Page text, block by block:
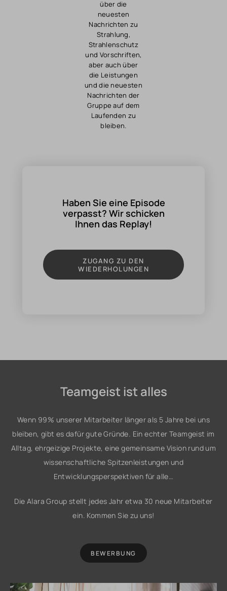
über die
neuesten
Nachrichten zu
Strahlung,
Strahlenschutz
und Vorschriften,
aber auch über
die Leistungen
und die neuesten
Nachrichten der
Gruppe auf dem
Laufenden zu
bleiben.
Haben Sie eine Episode
verpasst? Wir schicken
Ihnen das Replay!
ZUGANG ZU DEN
WIEDERHOLUNGEN
Teamgeist ist alles
Wenn 99% unserer Mitarbeiter länger als 5 Jahre bei uns
bleiben, gibt es dafür gute Gründe. Ein echter Teamgeist im
Alltag, ehrgeizige Projekte, eine gemeinsame Vision rund um
wissenschaftliche Spitzenleistungen und
Entwicklungsperspektiven für alle…
Die Alara Group stellt jedes Jahr etwa 30 neue Mitarbeiter
ein. Kommen Sie zu uns!
BEWERBUNG